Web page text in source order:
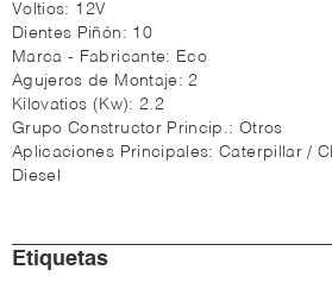
Voltios: 12V
Dientes Piñón: 10
Marca - Fabricante: Eco
Agujeros de Montaje:2
Kilovatios (Kw): 2.2
Grupo Constructor Princip.: Otros
Aplicaciones Principales:Caterpillar /
Diesel
Etiquetas